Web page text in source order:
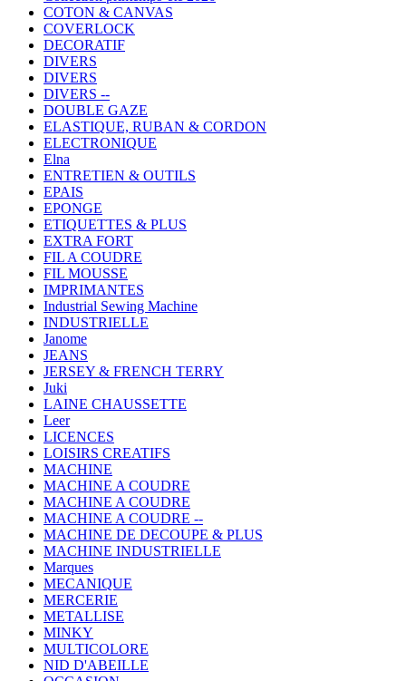
COTON & CANVAS
COVERLOCK
DECORATIF
DIVERS
DIVERS
DIVERS --
DOUBLE GAZE
ELASTIQUE, RUBAN & CORDON
ELECTRONIQUE
Elna
ENTRETIEN & OUTILS
EPAIS
EPONGE
ETIQUETTES & PLUS
EXTRA FORT
FIL A COUDRE
FIL MOUSSE
IMPRIMANTES
Industrial Sewing Machine
INDUSTRIELLE
Janome
JEANS
JERSEY & FRENCH TERRY
Juki
LAINE CHAUSSETTE
Leer
LICENCES
LOISIRS CREATIFS
MACHINE
MACHINE A COUDRE
MACHINE A COUDRE
MACHINE A COUDRE --
MACHINE DE DECOUPE & PLUS
MACHINE INDUSTRIELLE
Marques
MECANIQUE
MERCERIE
METALLISE
MINKY
MULTICOLORE
NID D'ABEILLE